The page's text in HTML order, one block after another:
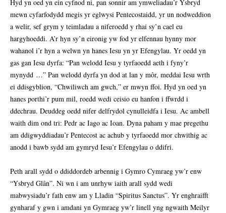
Hyd yn oed yn ein cyfnod ni, pan sonnir am ymweliadau’r Ysbryd
mewn cyfarfodydd megis yr eglwysi Pentecostaidd, yr un nodweddion
a welir, sef grym y teimladau a niferoedd y rhai sy’n cael eu
hargyhoeddi. A’r hyn sy’n eironig yw fod yr elfennau hynny mor
wahanol i’r hyn a welwn yn hanes Iesu yn yr Efengylau. Yr oedd yn
gas gan Iesu dyrfa: “Pan welodd Iesu y tyrfaoedd aeth i fyny’r
mynydd …” Pan welodd dyrfa yn dod at lan y môr, meddai Iesu wrth
ei ddisgyblion, “Chwiliwch am gwch,” er mwyn ffoi. Hyd yn oed yn
hanes porthi’r pum mil, roedd wedi ceisio eu hanfon i ffwrdd i
ddechrau. Deuddeg oedd nifer delfrydol cynulleidfa i Iesu. Ac ambell
waith dim ond tri: Pedr ac Iago ac Ioan. Dyna paham y mae pregethu
am ddigwyddiadau’r Pentecost ac achub y tyrfaoedd mor chwithig ac
anodd i bawb sydd am gymryd Iesu’r Efengylau o ddifri.
Peth arall sydd o ddiddordeb arbennig i Gymro Cymraeg yw’r enw
“Ysbryd Glân”. Ni wn i am unrhyw iaith arall sydd wedi
mabwysiadu’r fath enw am y Lladin “Spiritus Sanctus”. Yr enghraifft
gynharaf y gwn i amdani yn Gymraeg yw’r linell yng ngwaith Meilyr